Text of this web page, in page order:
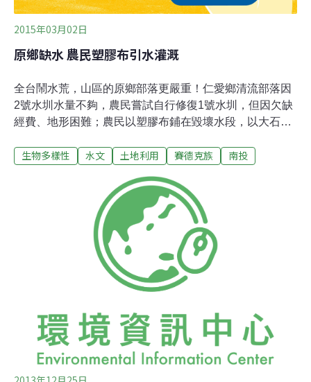
2015年03月02日
原鄉缺水 農民塑膠布引水灌溉
全台鬧水荒，山區的原鄉部落更嚴重！仁愛鄉清流部落因
2號水圳水量不夠，農民嘗試自行修復1號水圳，但因欠缺
經費、地形困難；農民以塑膠布鋪在毀壞水段，以大石頭
水圳，前年6月因水災斷裂，近2年來仍未修復。清流部落
的稻米銷售狀況不錯；但無灌溉水，春耕時節農民根本無
法插秧，鄉公所、原民會等遲遲未修復，農民等不及決定
自力救濟。前清流社區發展協會理事長曾春風表示，1號
水圳災修工程多次流標，拖了兩年農民連插秧都無法，百
公頃的川中米產量銳減；期待政府早日完成災修工程，農
生物多樣性 水文 土地利用 賽德克族 南投